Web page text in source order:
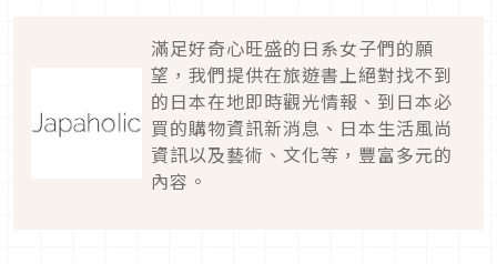
滿足好奇心旺盛的日系女子們的願
望，我們提供在旅遊書上絕對找不到
的日本在地即時觀光情報、到日本必
買的購物資訊新消息、日本生活風尚
資訊以及藝術、文化等，豐富多元的
內容。